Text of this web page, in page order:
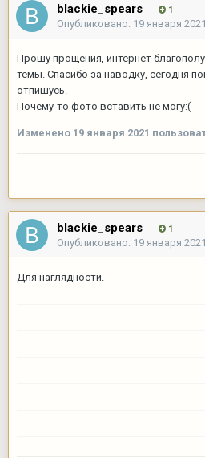
blackie_spears 1
Опубликовано: 19 января 2021
Прошу прощения, интернет
темы. Спасибо за наводку, сегодня
отпишусь.
Почему-то фото вставить не могу:(
Изменено 19 января 2021
blackie_spears 1
Опубликовано: 19 января 2021
Для наглядности.